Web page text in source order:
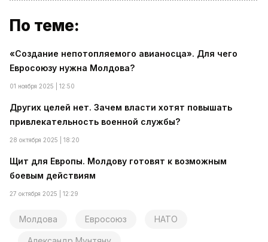
По теме:
«Создание непотопляемого авианосца». Для чего
Евросоюзу нужна Молдова?
01 ноября 2025 | 12:50
Других целей нет. Зачем власти хотят повышать
привлекательность военной службы?
28 октября 2025 | 18:20
Щит для Европы. Молдову готовят к возможным
боевым действиям
27 октября 2025 | 12:29
Молдова Евросоюз НАТО